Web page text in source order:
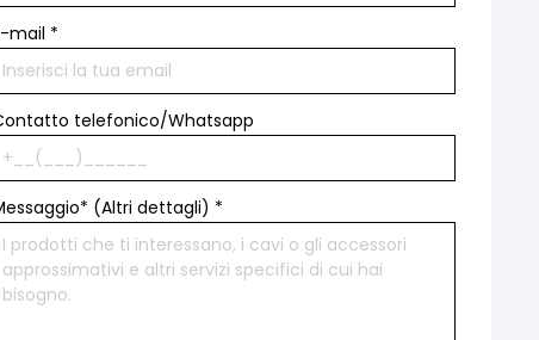
mail *
telefonico/Whatsapp
(Altri dettagli) *